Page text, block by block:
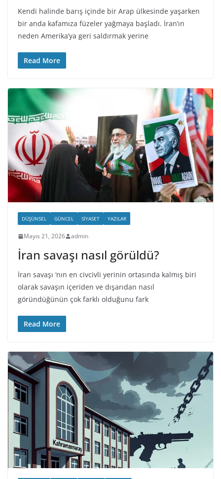
Kendi halinde barış içinde bir Arap ülkesinde yaşarken
bir anda kafamıza füzeler yağmaya başladı. İran’ın
neden Amerika’ya geri saldırmak yerine
Read More
DÜŞÜNSEL GÜNCEL SIYASET YAZILAR
Mayıs 21, 2026 admin
İran savaşı nasıl görüldü?
İran savaşı ‘nın en civcivli yerinin ortasında kalmış biri
olarak savaşın içeriden ve dışarıdan nasıl
göründüğünün çok farklı olduğunu fark
Read More